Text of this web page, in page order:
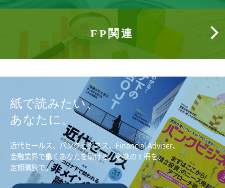
FP関連
紙で読みたい、
あなたに。
近代セールス、バンクビジネス、Financial Adviser、
金融業界で働くあなたを助ける、必携の１冊を、
定期購読で。